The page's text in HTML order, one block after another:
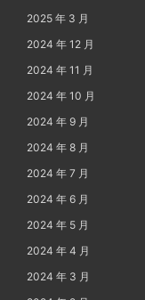
2025 年 3 月
2024 年 12 月
2024 年 11 月
2024 年 10 月
2024 年 9 月
2024 年 8 月
2024 年 7 月
2024 年 6 月
2024 年 5 月
2024 年 4 月
2024 年 3 月